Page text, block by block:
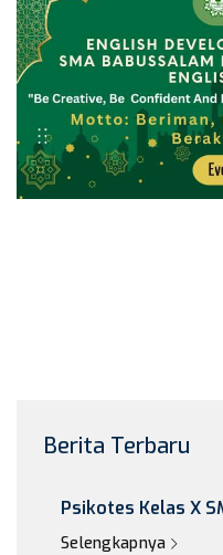
Berita Terbaru
Psikotes Kelas X
Selengkapnya